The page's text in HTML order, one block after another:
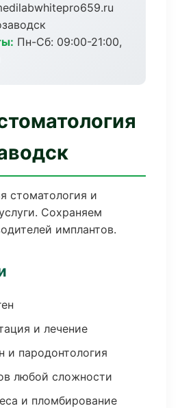
Пн-Сб: 09:00-21:00,
стоматология и
Сохраняем
имплантов.
и лечение
и пародонтология
любой сложности
и пломбирование